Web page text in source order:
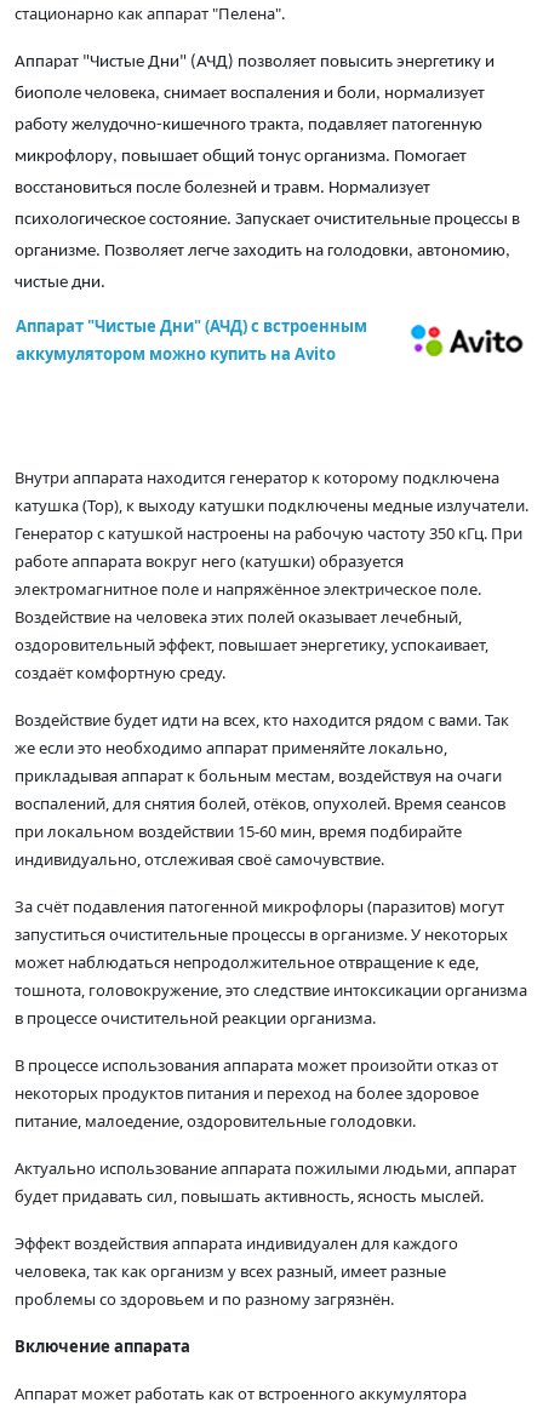
стационарно как аппарат "Пелена".
Аппарат "Чистые Дни" (АЧД) позволяет повысить энергетику и
биополе человека, снимает воспаления и боли, нормализует
работу желудочно-кишечного тракта, подавляет патогенную
микрофлору, повышает общий тонус организма. Помогает
восстановиться после болезней и травм. Нормализует
психологическое состояние. Запускает очистительные процессы в
организме. Позволяет легче заходить на голодовки, автономию,
чистые дни.
Аппарат "Чистые Дни" (АЧД) с встроенным
аккумулятором можно купить на Avito
Внутри аппарата находится генератор к которому подключена
катушка (Тор), к выходу катушки подключены медные излучатели.
Генератор с катушкой настроены на рабочую частоту 350 кГц. При
работе аппарата вокруг него (катушки) образуется
электромагнитное поле и напряжённое электрическое поле.
Воздействие на человека этих полей оказывает лечебный,
оздоровительный эффект, повышает энергетику, успокаивает,
создаёт комфортную среду.
Воздействие будет идти на всех, кто находится рядом с вами. Так
же если это необходимо аппарат применяйте локально,
прикладывая аппарат к больным местам, воздействуя на очаги
воспалений, для снятия болей, отёков, опухолей. Время сеансов
при локальном воздействии 15-60 мин, время подбирайте
индивидуально, отслеживая своё самочувствие.
За счёт подавления патогенной микрофлоры (паразитов) могут
запуститься очистительные процессы в организме. У некоторых
может наблюдаться непродолжительное отвращение к еде,
тошнота, головокружение, это следствие интоксикации организма
в процессе очистительной реакции организма.
В процессе использования аппарата может произойти отказ от
некоторых продуктов питания и переход на более здоровое
питание, малоедение, оздоровительные голодовки.
Актуально использование аппарата пожилыми людьми, аппарат
будет придавать сил, повышать активность, ясность мыслей.
Эффект воздействия аппарата индивидуален для каждого
человека, так как организм у всех разный, имеет разные
проблемы со здоровьем и по разному загрязнён.
Включение аппарата
Аппарат может работать как от встроенного аккумулятора